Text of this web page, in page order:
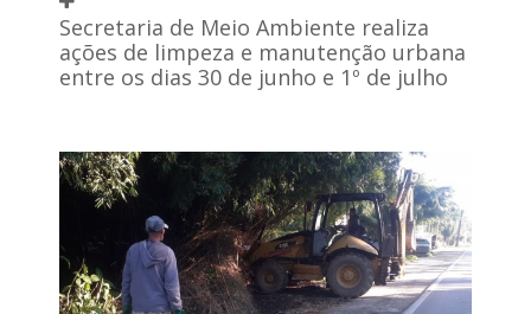
Secretaria de Meio Ambiente realiza
ações de limpeza e manutenção urbana
entre os dias 30 de junho e 1º de julho